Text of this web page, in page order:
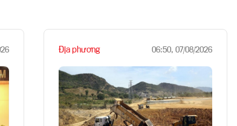
Địa phương 06:50, 07/08/2026